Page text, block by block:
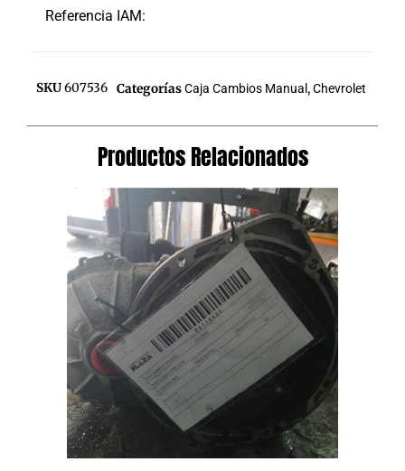
Referencia IAM:
SKU607536 CategoríasCaja Cambios Manual ,Chevrolet
Productos Relacionados